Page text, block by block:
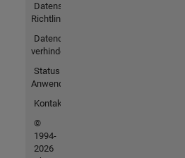
Datenschutz-
Richtlinien
Datendiebstahl
verhindern
Status von
Anwendungen
Kontakt
©
1994-
2026